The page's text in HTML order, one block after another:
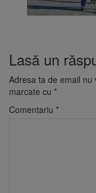
Lasă un
Adresa ta de email nu
marcate cu *
Comentariu *